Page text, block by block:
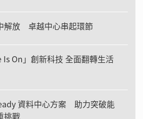
解放 卓越中心串起環節
On」創新科技 全面翻轉生活
資料中心方案 助力突破能
挑戰